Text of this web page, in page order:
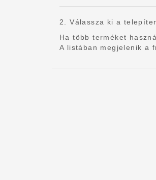
2. Válassza ki a
Ha több terméket
A listában megjelenik a